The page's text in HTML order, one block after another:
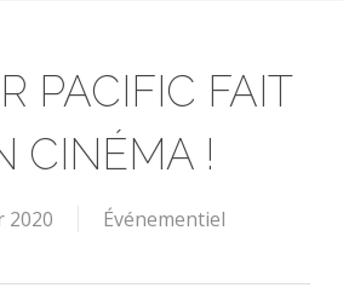
PACIFIC FAIT
CINÉMA !
2020 Événementiel